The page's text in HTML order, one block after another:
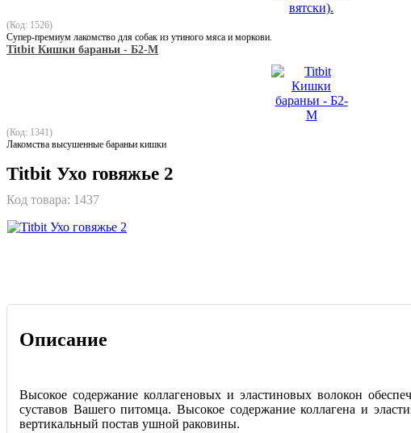
(Код: 1526)
Супер-премиум лакомство для собак из утиного мяса и моркови.
Titbit Кишки бараньи - Б2-M
(Код: 1341)
Лакомства высушенные бараньи кишки
Titbit Ухо говяжье 2
Код товара: 1437
Описание
Высокое содержание коллагеновых и эластиновых волокон
суставов Вашего питомца. Высокое содержание коллагена и
вертикальный постав ушной раковины.